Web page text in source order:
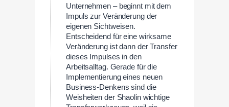
Unternehmen – beginnt mit dem
Impuls zur Veränderung der
eigenen Sichtweisen.
Entscheidend für eine wirksame
Veränderung ist dann der Transfer
dieses Impulses in den
Arbeitsalltag. Gerade für die
Implementierung eines neuen
Business-Denkens sind die
Weisheiten der Shaolin wichtige